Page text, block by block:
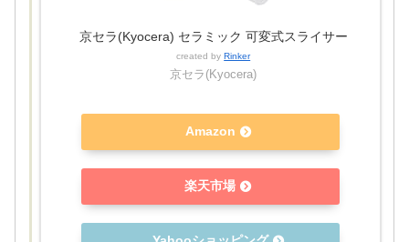
京セラ(Kyocera) セラミック 可変式スライサー
created by Rinker
京セラ(Kyocera)
Amazon
楽天市場